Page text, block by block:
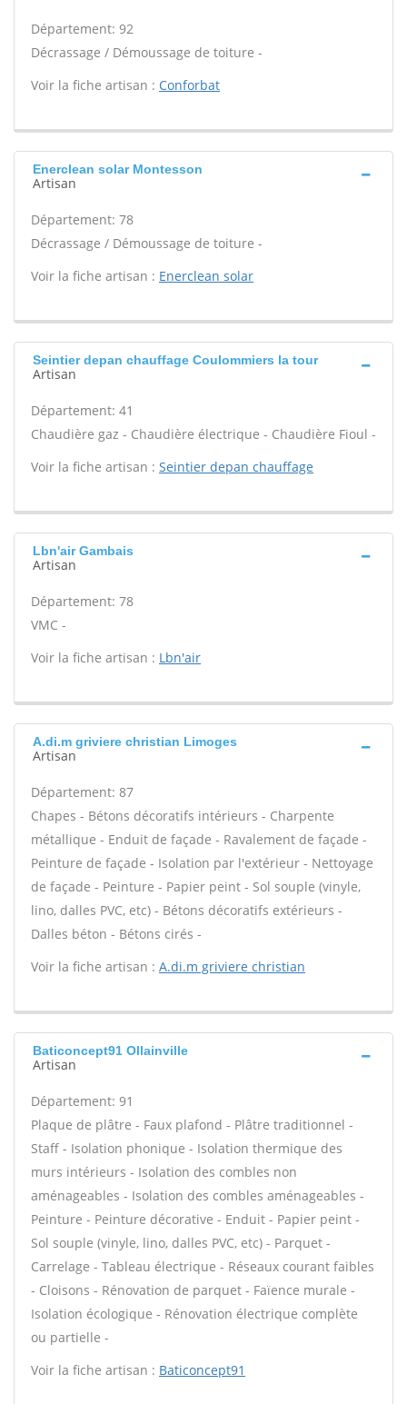
Département: 92
Décrassage / Démoussage de toiture -
Voir la fiche artisan : Conforbat
Enerclean solar Montesson
Artisan
Département: 78
Décrassage / Démoussage de toiture -
Voir la fiche artisan : Enerclean solar
Seintier depan chauffage Coulommiers la tour
Artisan
Département: 41
Chaudière gaz - Chaudière électrique - Chaudière Fioul -
Voir la fiche artisan : Seintier depan chauffage
Lbn'air Gambais
Artisan
Département: 78
VMC -
Voir la fiche artisan : Lbn'air
A.di.m griviere christian Limoges
Artisan
Département: 87
Chapes - Bétons décoratifs intérieurs - Charpente
métallique - Enduit de façade - Ravalement de façade -
Peinture de façade - Isolation par l'extérieur - Nettoyage
de façade - Peinture - Papier peint - Sol souple (vinyle,
lino, dalles PVC, etc) - Bétons décoratifs extérieurs -
Dalles béton - Bétons cirés -
Voir la fiche artisan : A.di.m griviere christian
Baticoncept91 Ollainville
Artisan
Département: 91
Plaque de plâtre - Faux plafond - Plâtre traditionnel -
Staff - Isolation phonique - Isolation thermique des
murs intérieurs - Isolation des combles non
aménageables - Isolation des combles aménageables -
Peinture - Peinture décorative - Enduit - Papier peint -
Sol souple (vinyle, lino, dalles PVC, etc) - Parquet -
Carrelage - Tableau électrique - Réseaux courant faibles
- Cloisons - Rénovation de parquet - Faïence murale -
Isolation écologique - Rénovation électrique complète
ou partielle -
Voir la fiche artisan : Baticoncept91